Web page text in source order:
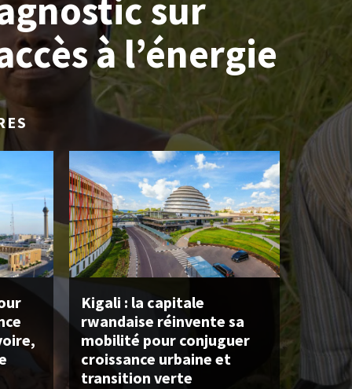
sur
à l’énergie
Kigali : la capitale
rwandaise réinvente sa
mobilité pour conjuguer
croissance urbaine et
transition verte